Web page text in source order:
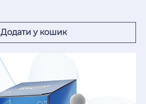
Додати у кошик